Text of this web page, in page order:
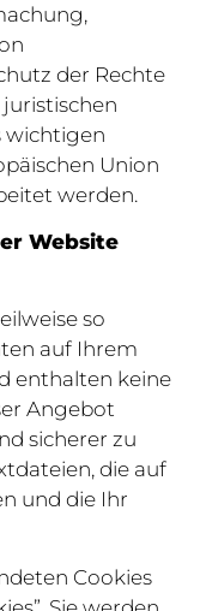
der Rechte
wichtigen
Union
werden.
Website
so
auf Ihrem
enthalten keine
Angebot
sicherer zu
die auf
und die Ihr
Cookies